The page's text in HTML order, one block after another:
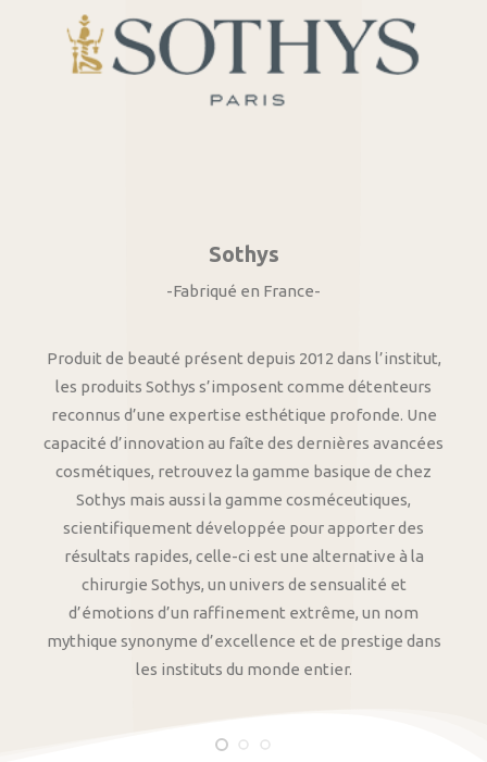
Sothys
-Fabriqué en France-
Produit de beauté présent depuis 2012 dans l’institut,
les produits Sothys s’imposent comme détenteurs
reconnus d’une expertise esthétique profonde. Une
capacité d’innovation au faîte des dernières avancées
cosmétiques, retrouvez la gamme basique de chez
Sothys mais aussi la gamme cosméceutiques,
scientifiquement développée pour apporter des
résultats rapides, celle-ci est une alternative à la
chirurgie Sothys, un univers de sensualité et
d’émotions d’un raffinement extrême, un nom
mythique synonyme d’excellence et de prestige dans
les instituts du monde entier.